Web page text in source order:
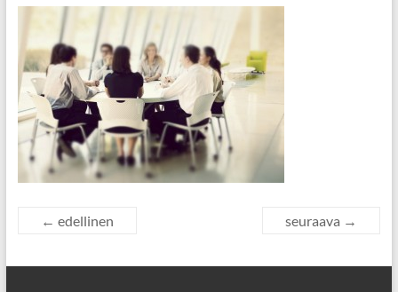
← edellinen seuraava →